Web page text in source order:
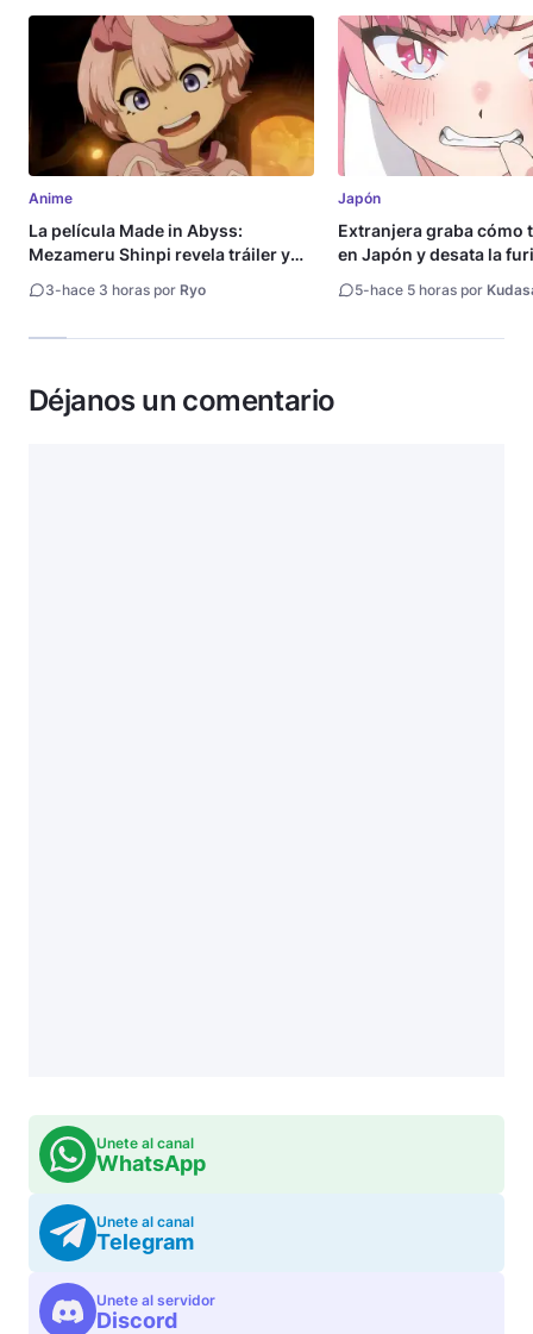
Anime
La película Made in Abyss:
Mezameru Shinpi revela tráiler y
3-hace 3 horas por Ryo
Japón
Extranjera graba cómo
en Japón y desata la
5-hace 5 horas por
Déjanos un comentario
Unete al canal
WhatsApp
Unete al canal
Telegram
Unete al servidor
Discord